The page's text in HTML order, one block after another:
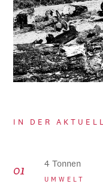
IN DER
4 Tonnen
UMWELT